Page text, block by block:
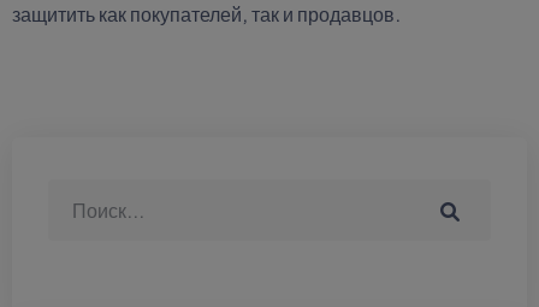
защитить как покупателей, так и продавцов.